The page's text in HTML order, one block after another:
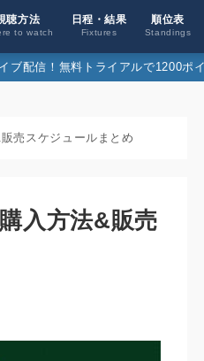
聴方法
to watch
日程・結果
Fixtures
順位表
Standings
ブ配信！無料トライアルで1200ポ
売スケジュールまとめ
入方法&販売